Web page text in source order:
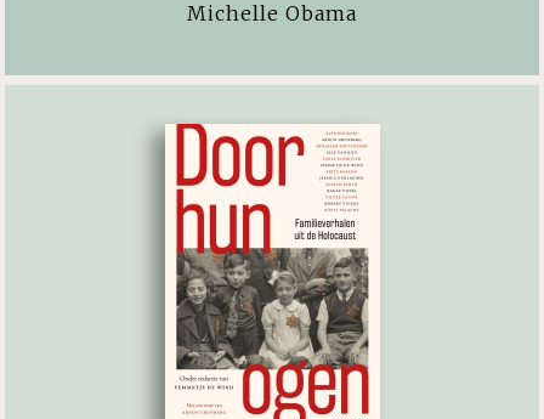
Michelle Obama